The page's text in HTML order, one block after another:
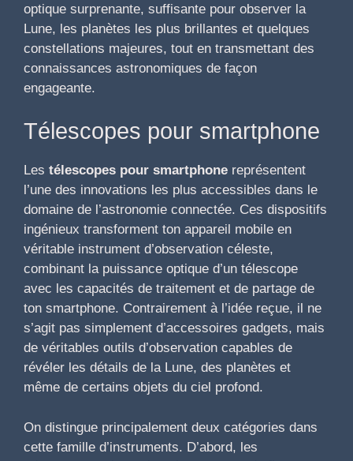
optique surprenante, suffisante pour observer la
Lune, les planètes les plus brillantes et quelques
constellations majeures, tout en transmettant des
connaissances astronomiques de façon
engageante.
Télescopes pour smartphone
Les télescopes pour smartphone représentent
l’une des innovations les plus accessibles dans le
domaine de l’astronomie connectée. Ces dispositifs
ingénieux transforment ton appareil mobile en
véritable instrument d’observation céleste,
combinant la puissance optique d’un télescope
avec les capacités de traitement et de partage de
ton smartphone. Contrairement à l’idée reçue, il ne
s’agit pas simplement d’accessoires gadgets, mais
de véritables outils d’observation capables de
révéler les détails de la Lune, des planètes et
même de certains objets du ciel profond.
On distingue principalement deux catégories dans
cette famille d’instruments. D’abord, les